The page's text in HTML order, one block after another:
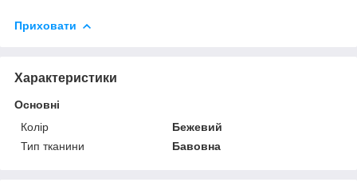
Приховати
Характеристики
Основні
Колір
Бежевий
Тип тканини
Бавовна